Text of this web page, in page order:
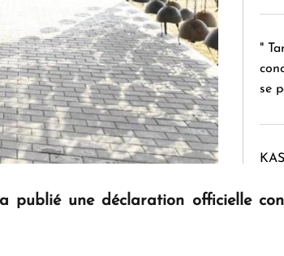
"
se
publié une déclaration officielle